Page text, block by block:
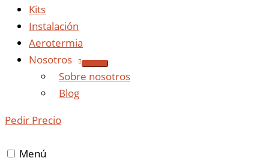
Kits
Instalación
Aerotermia
Nosotros
Sobre nosotros
Blog
Pedir Precio
Menú